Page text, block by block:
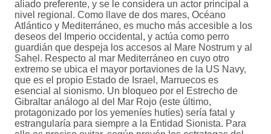
aliado preferente, y se le considera un actor principal a
nivel regional. Como llave de dos mares, Océano
Atlántico y Mediterráneo, es mucho más accesible a los
deseos del Imperio occidental, y actúa como perro
guardián que despeja los accesos al Mare Nostrum y al
Sahel. Respecto al mar Mediterráneo en cuyo otro
extremo se ubica el mayor portaviones de la US Navy,
que es el propio Estado de Israel, Marruecos es
esencial al sionismo. Un bloqueo por el Estrecho de
Gibraltar análogo al del Mar Rojo (este último,
protagonizado por los yemeníes hutíes) sería fatal y
estrangularía para siempre a la Entidad Sionista. Para